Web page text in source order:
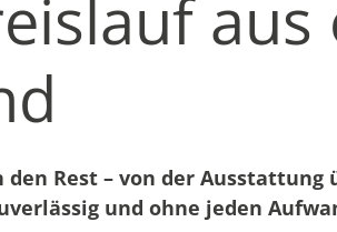
aus
Rest – von der Ausstattung
und ohne jeden